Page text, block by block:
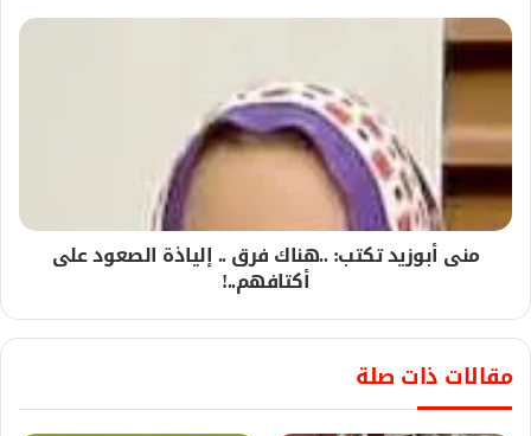
منى أبوزيد تكتب: ..هناك فرق .. إلياذة الصعود على
أكتافهم..!
مقالات ذات صلة